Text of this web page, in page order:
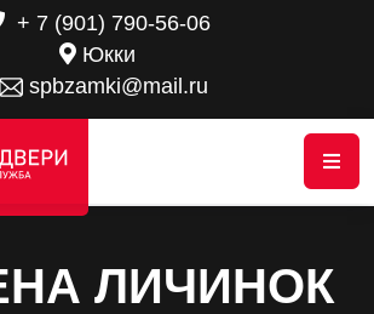
+ 7 (901) 790-56-06
Юкки
spbzamki@mail.ru
ЛИЧИНОК